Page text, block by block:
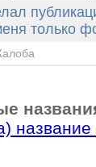
только